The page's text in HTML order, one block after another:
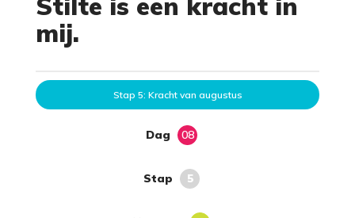
mij.
Stap 5: Kracht van augustus
Dag 08
Stap 5